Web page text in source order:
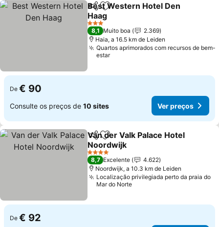
PartilharAdicionar aos favoritos
Best Western Hotel Den
Haag
Ver preços
3 Estrelas
8,1 Muito boa
2.369
Haia, a 16.5 km de Leiden
Quartos aprimorados com recursos de bem-
estar
De € 90
Consulte os preços de 10 sites Ver preços
PartilharAdicionar aos favoritos
Van der Valk Palace Hotel
Noordwijk
Ver preços
4 Estrelas
8,7 Excelente
4.622
Noordwijk, a 10.3 km de Leiden
Localização privilegiada perto da praia do
Mar do Norte
De € 92